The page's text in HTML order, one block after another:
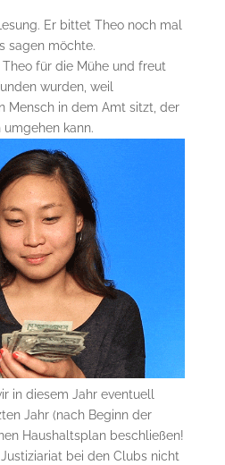
Er bittet Theo noch mal
sagen möchte.
Theo für die Mühe und freut
wurden, weil
Mensch in dem Amt sitzt, der
kann.
in diesem Jahr eventuell
Jahr (nach Beginn der
Haushaltsplan beschließen!
bei den Clubs nicht